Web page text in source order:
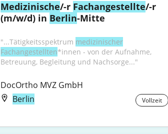
Medizinische/-r Fachangestellte/-r
(m/w/d) in Berlin-Mitte
"...Tätigkeitsspektrum medizinischer
Fachangestellten*innen - von der Aufnahme,
Betreuung, Begleitung und Nachsorge..."
DocOrtho MVZ GmbH
Berlin
Vollzeit